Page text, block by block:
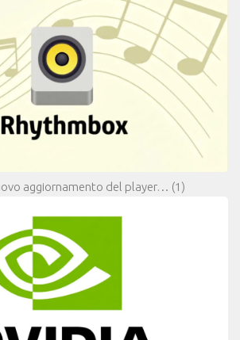
aggiornamento del player… (1)